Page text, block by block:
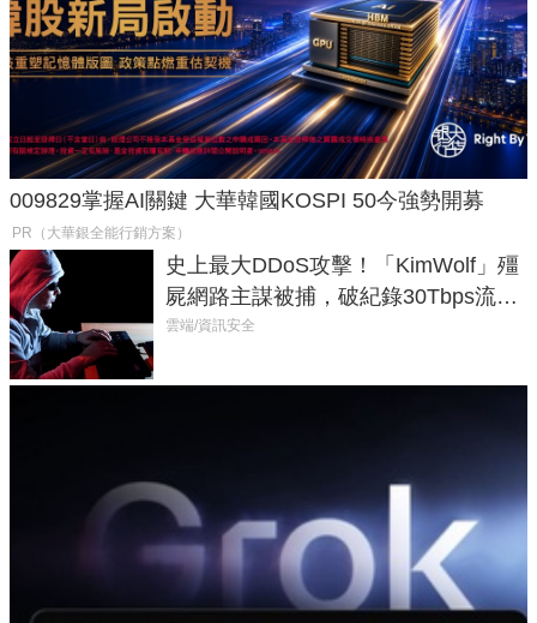
009829掌握AI關鍵 大華韓國KOSPI 50今強勢開募
PR（大華銀全能行銷方案）
史上最大DDoS攻擊！「KimWolf」殭
屍網路主謀被捕，破紀錄30Tbps流量
癱瘓全球！
雲端/資訊安全